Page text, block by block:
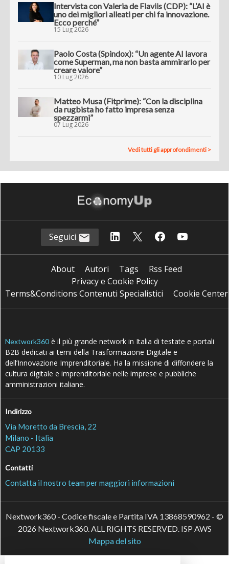
Intervista con Valeria de Flaviis (CDP): “L’AI è
uno dei migliori alleati per chi fa innovazione.
Ecco perché”
15 Lug 2026
Paolo Costa (Spindox): “Un agente AI lavora
come Superman, ma non basta ammirarlo per
creare valore”
10 Lug 2026
Matteo Musa (Fitprime): “Con la disciplina
da rugbista ho fatto impresa senza
spezzarmi”
07 Lug 2026
Vedi tutti gli approfondimenti >
Seguici
About Autori Tags
Rss Feed
Privacy e Cookie Policy
Terms&Conditions Contenuti Specialistici
Cookie Center
Nextwork360 è il più grande network in Italia di testate e portali
B2B dedicati ai temi della Trasformazione Digitale e
dell’Innovazione Imprenditoriale. Ha la missione di diffondere la
cultura digitale e imprenditoriale nelle imprese e pubbliche
amministrazioni italiane.
Indirizzo
Via Moretto da Brescia, 22
Milano - Italia
CAP 20133
Contatti
Contatta il nostro team per maggiori informazioni
Nextwork360 - Codice fiscale e Partita IVA 13868590962 - ©
2026 Nextwork360. ALL RIGHTS RESERVED. ISP AWS
Mappa del sito